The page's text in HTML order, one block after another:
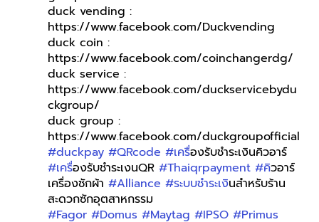
duck vending :
https://www.facebook.com/Duckvending
duck coin :
https://www.facebook.com/coinchangerdg/
duck service :
https://www.facebook.com/duckservicebydu
ckgroup/
duck group :
https://www.facebook.com/duckgroupofficial
#duckpay #QRcode #เครื่องรับชำระเงินคิวอาร์
#เครื่องรับชำระเงนQR #Thaiqrpayment #คิวอาร์
เครื่องซักผ้า #Alliance #ระบบชำระเงินสำหรับร้าน
สะดวกซักอุตสาหกรรม
#Fagor #Domus #Maytag #IPSO #Primus